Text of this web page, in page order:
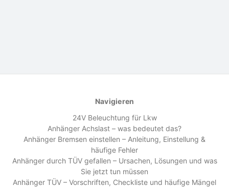
Navigieren
24V Beleuchtung für Lkw
Anhänger Achslast – was bedeutet das?
Anhänger Bremsen einstellen – Anleitung, Einstellung &
häufige Fehler
Anhänger durch TÜV gefallen – Ursachen, Lösungen und was
Sie jetzt tun müssen
Anhänger TÜV – Vorschriften, Checkliste und häufige Mängel